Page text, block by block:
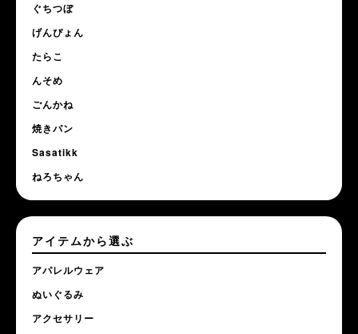
ぐちつぼ
げんぴょん
たらこ
んそめ
ごんかね
焼きパン
Sasatikk
ねろちゃん
アイテムから選ぶ
アパレルウェア
ぬいぐるみ
アクセサリー